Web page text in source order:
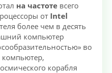
на частоте всего
от Intel
более чем в десять
компьютер
во
корабля